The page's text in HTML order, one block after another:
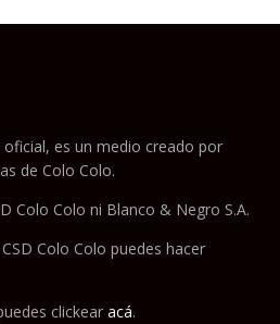
es un medio creado por
de Colo Colo.
Colo Colo ni Blanco & Negro S.A.
Colo Colo puedes hacer
clickear acá.